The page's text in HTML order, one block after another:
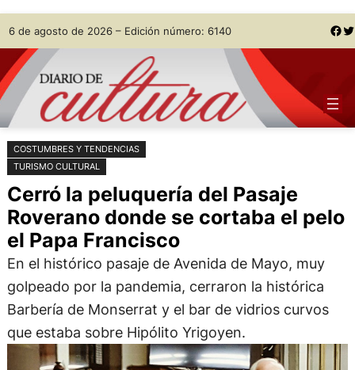
Saltar
al
contenido
Skip
to
content
6 de agosto de 2026 – Edición número: 6140 Facebook Twitter
COSTUMBRES Y TENDENCIAS
TURISMO CULTURAL
Cerró la peluquería del Pasaje
Roverano donde se cortaba el pelo
el Papa Francisco
En el histórico pasaje de Avenida de Mayo, muy
golpeado por la pandemia, cerraron la histórica
Barbería de Monserrat y el bar de vidrios curvos
que estaba sobre Hipólito Yrigoyen.